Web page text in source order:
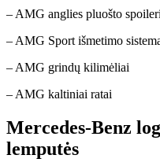
– AMG anglies pluošto
– AMG Sport išmetimo
– AMG grindų kilimėliai
– AMG kaltiniai ratai
Mercedes-Benz
lemputės